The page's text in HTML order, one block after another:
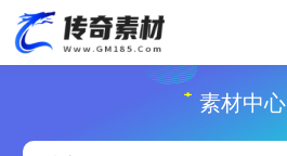
素材中心